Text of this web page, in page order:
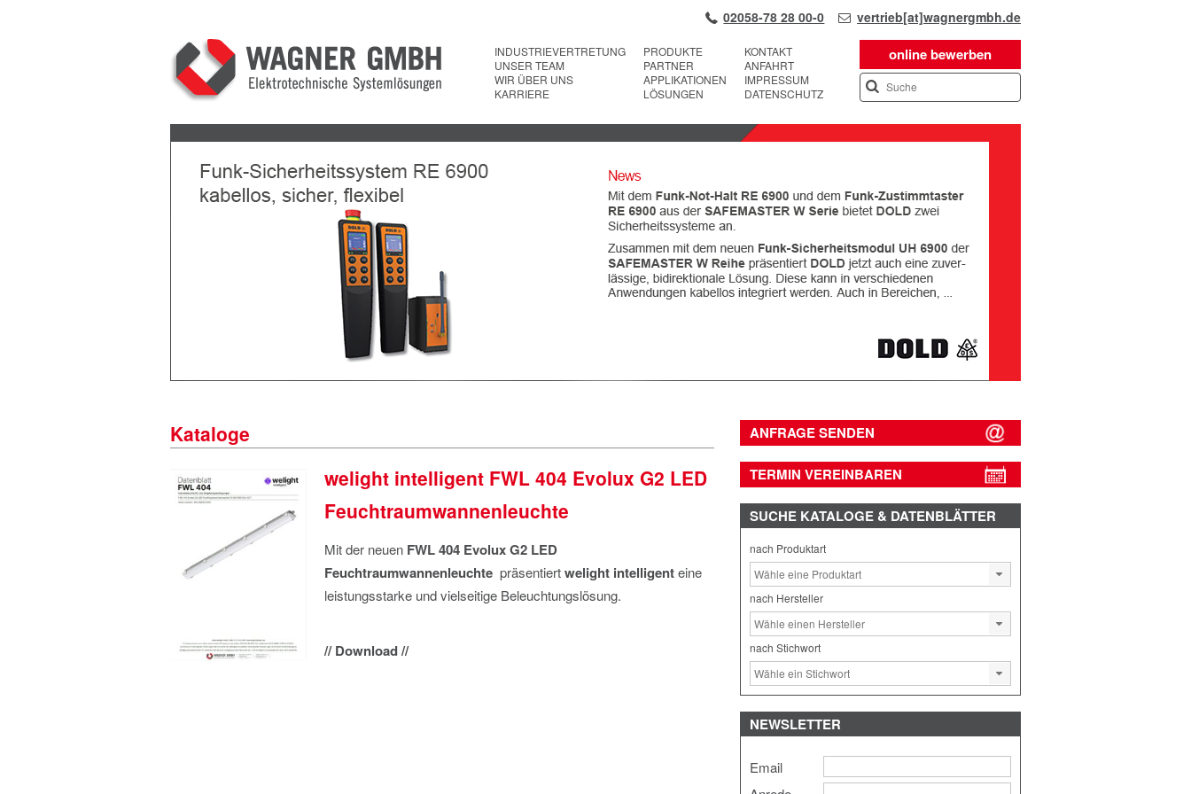
02058-78 28 00-0 vertrieb[at]wagnergmbh.de
online bewerben
INDUSTRIEVERTRETUNG
UNSER TEAM
WIR ÜBER UNS
KARRIERE
PRODUKTE
PARTNER
APPLIKATIONEN
LÖSUNGEN
KONTAKT
ANFAHRT
IMPRESSUM
DATENSCHUTZ
Next
Kataloge
welight intelligent FWL 404 Evolux G2 LED
Feuchtraumwannenleuchte
Mit der neuen FWL 404 Evolux G2 LED
Feuchtraumwannenleuchtepräsentiertwelight intelligenteine
leistungsstarke und vielseitige Beleuchtungslösung.
// Download //
ANFRAGE SENDEN
TERMIN VEREINBAREN
SUCHE KATALOGE & DATENBLÄTTER
nach Produktart
nach Hersteller
nach Stichwort
NEWSLETTER
Email